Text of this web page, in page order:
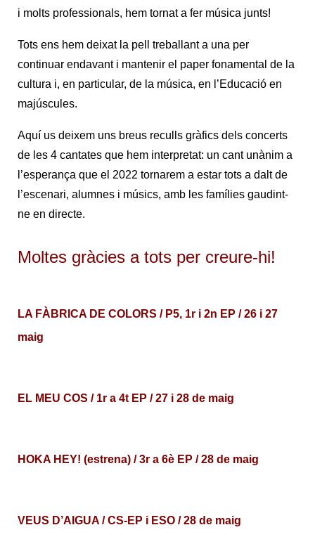
i molts professionals, hem tornat a fer música junts!
Tots ens hem deixat la pell treballant a una per
continuar endavant i mantenir el paper fonamental de la
cultura i, en particular, de la música, en l’Educació en
majúscules.
Aquí us deixem uns breus reculls gràfics dels concerts
de les 4 cantates que hem interpretat: un cant unànim a
l’esperança que el 2022 tornarem a estar tots a dalt de
l’escenari, alumnes i músics, amb les famílies gaudint-
ne en directe.
Moltes gràcies a tots per creure-hi!
LA FÀBRICA DE COLORS / P5, 1r i 2n EP / 26 i 27
maig
EL MEU COS / 1r a 4t EP / 27 i 28 de maig
HOKA HEY! (estrena) / 3r a 6è EP / 28 de maig
VEUS D’AIGUA / CS-EP i ESO / 28 de maig